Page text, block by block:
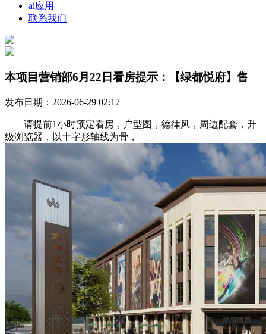
ai应用
联系我们
本项目营销部6月22日看房提示：【绿都悦府】售
发布日期：2026-06-29 02:17
请提前1小时预定看房，户型图，德律风，周边配套，升
级浏览器，以十字形轴线为骨，